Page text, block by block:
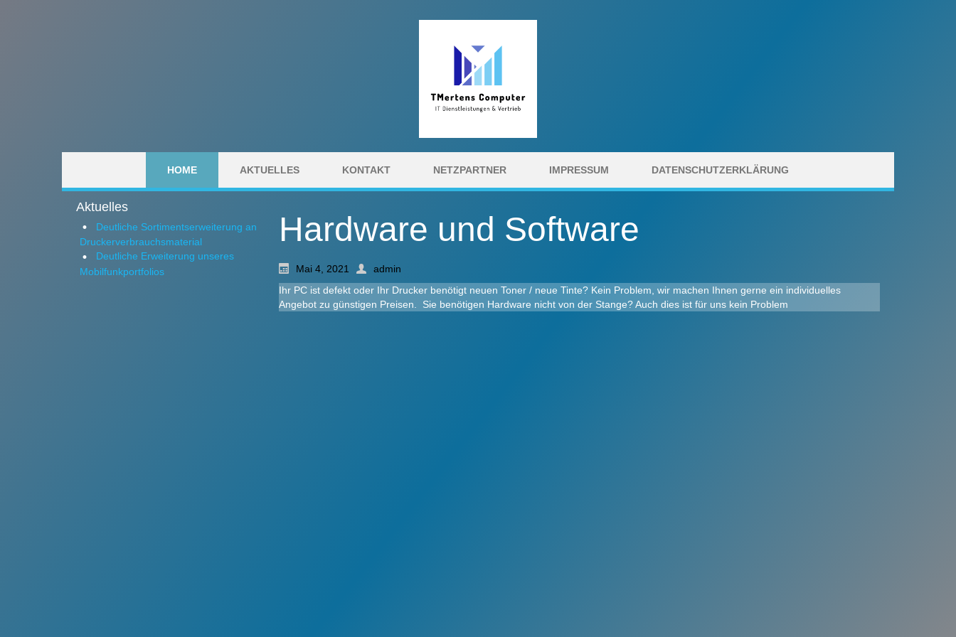
HOME AKTUELLES KONTAKT NETZPARTNER IMPRESSUM DATENSCHUTZERKLÄRUNG
Aktuelles
Deutliche Sortimentserweiterung an
Druckerverbrauchsmaterial
Deutliche Erweiterung unseres
Mobilfunkportfolios
Hardware und Software
Mai 4, 2021
admin
Ihr PC ist defekt oder Ihr Drucker benötigt neuen Toner / neue Tinte? Kein Problem, wir machen Ihnen gerne ein individuelles
Angebot zu günstigen Preisen. Sie benötigen Hardware nicht von der Stange? Auch dies ist für uns kein Problem